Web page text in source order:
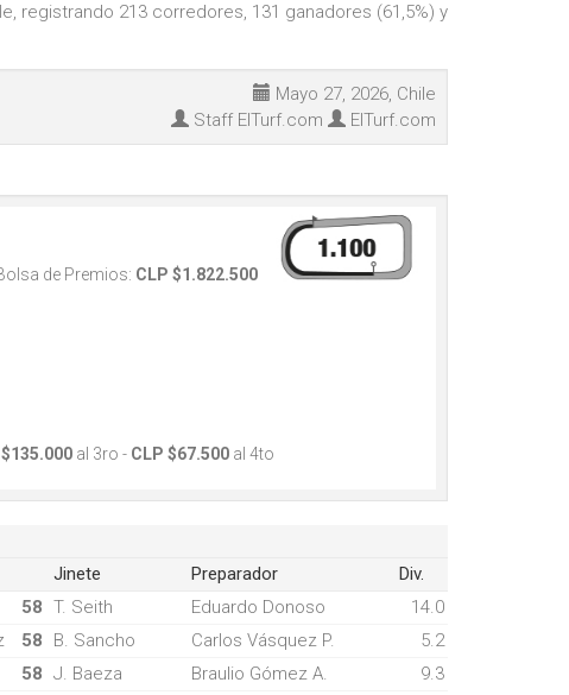
registrando 213 corredores, 131 ganadores (61,5%) y
Mayo 27, 2026, Chile
Staff ElTurf.com
ElTurf.com
de Premios: CLP $1.822.500
al 3ro - CLP $67.500 al 4to
Jinete Preparador
Div.
58 T. Seith Eduardo Donoso
14.0
58 B. Sancho Carlos Vásquez P.
5.2
58 J. Baeza Braulio Gómez A.
9.3